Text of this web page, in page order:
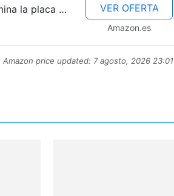
la placa y
VER OFERTA
Amazon.es
Amazon price updated: 7 agosto, 2026 23:01